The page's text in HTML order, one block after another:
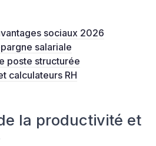
sociaux 2026
salariale
poste structurée
calculateurs RH
la productivité et